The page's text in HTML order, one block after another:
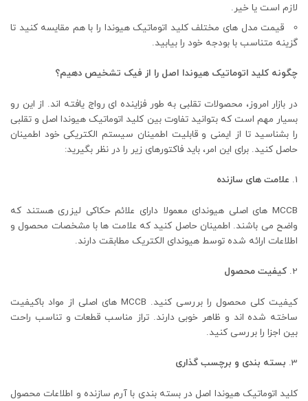
لازم است یا خیر.
قیمت مدل های مختلف کلید اتوماتیک هیوندا را با هم مقایسه کنید تا
گزینه متناسب با بودجه خود را بیابید.
چگونه کلید اتوماتیک هیوندا اصل را از فیک تشخیص دهیم؟
در بازار امروز، محصولات تقلبی به طور فزاینده ای رواج یافته اند. از این رو
بسیار مهم است که بتوانید تفاوت بین کلید اتوماتیک هیوندا اصل و تقلبی
را بشناسید تا از ایمنی و قابلیت اطمینان سیستم الکتریکی خود اطمینان
حاصل کنید. برای این امر، باید فاکتورهای زیر را در نظر بگیرید:
علامت های سازنده
MCCB های اصلی هیوندای معمولا دارای علائم حکاکی لیزری هستند که
واضح می باشند. اطمینان حاصل کنید که علامت ها با مشخصات محصول و
اطلاعات ارائه شده توسط هیوندای الکتریک مطابقت دارند.
کیفیت محصول
کیفیت کلی محصول را بررسی کنید. MCCB های اصلی از مواد باکیفیت
ساخته شده اند و ظاهر خوبی دارند. تراز مناسب قطعات و تناسب راحت
بین اجزا را بررسی کنید.
بسته بندی و برچسب گذاری
کلید اتوماتیک هیوندا اصل در بسته بندی با آرم سازنده و اطلاعات محصول